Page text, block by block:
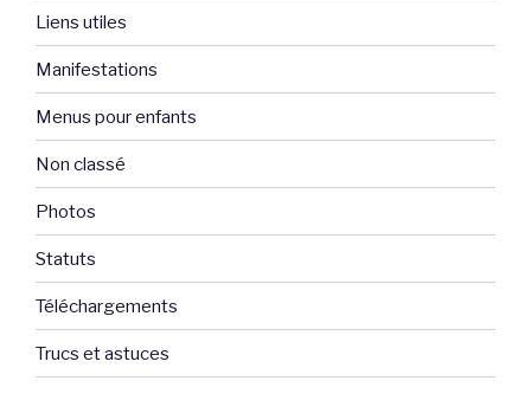
Liens utiles
Manifestations
Menus pour enfants
Non classé
Photos
Statuts
Téléchargements
Trucs et astuces